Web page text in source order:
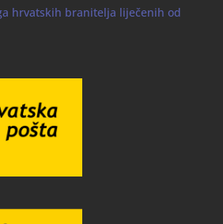
hrvatskih branitelja liječenih od